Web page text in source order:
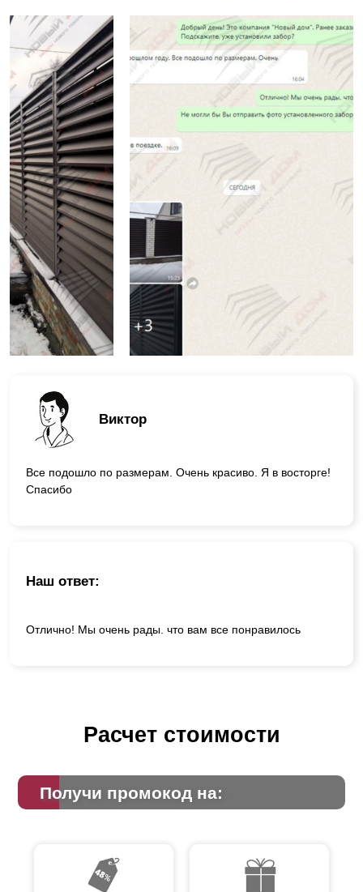
Виктор
Все подошло по размерам. Очень красиво. Я в восторге!
Спасибо
Наш ответ:
Отлично! Мы очень рады. что вам все понравилось
Расчет стоимости
Получи промокод на: